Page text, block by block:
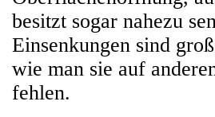
besitzt sogar nahezu
Einsenkungen sind
wie man sie auf
fehlen.